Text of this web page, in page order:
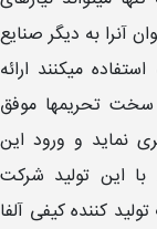
آنرا به دیگر صنایع
میکنند ارائه
تحریمها موفق
نماید و ورود این
این تولید شرکت
کننده کیفی آلفا